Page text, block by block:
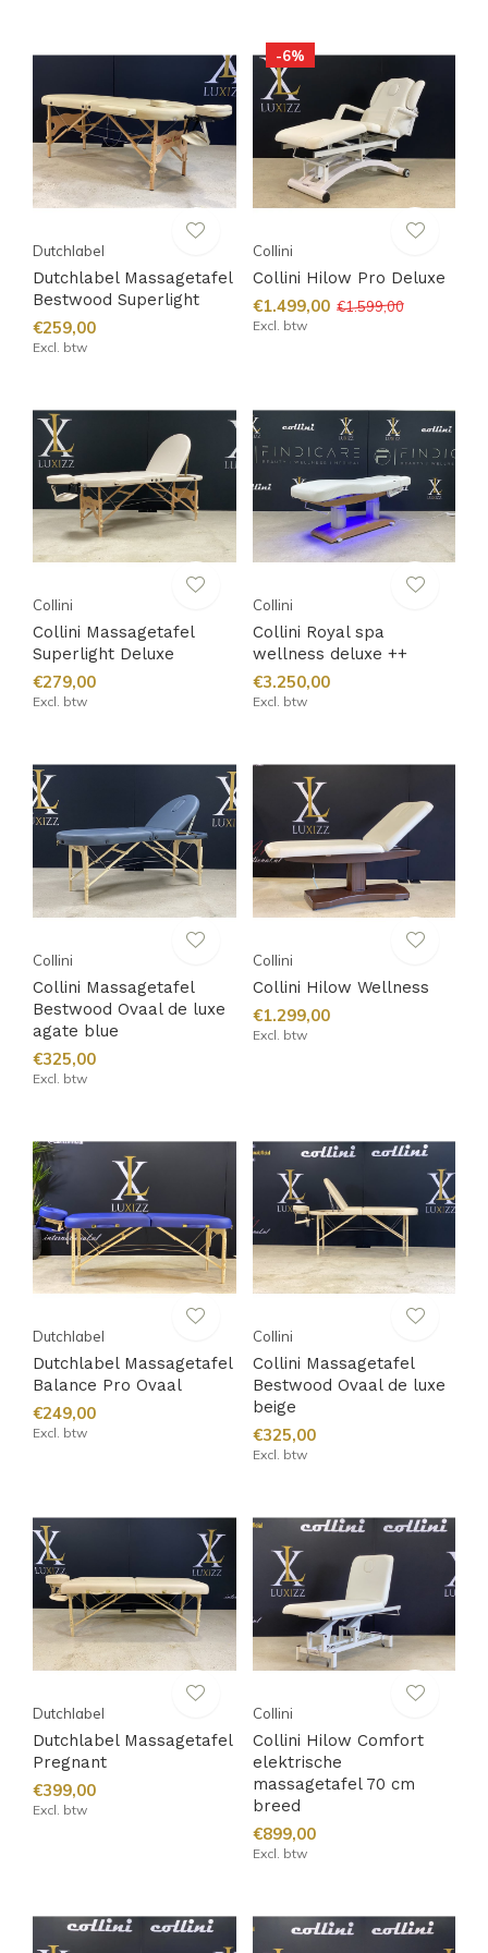
Dutchlabel
Dutchlabel Massagetafel
Bestwood Superlight
€259,00
Excl. btw
-6%
Collini
Collini Hilow Pro Deluxe
€1.499,00 €1.599,00
Excl. btw
Collini
Collini Massagetafel
Superlight Deluxe
€279,00
Excl. btw
Collini
Collini Royal spa
wellness deluxe ++
€3.250,00
Excl. btw
Collini
Collini Massagetafel
Bestwood Ovaal de luxe
agate blue
€325,00
Excl. btw
Collini
Collini Hilow Wellness
€1.299,00
Excl. btw
Dutchlabel
Dutchlabel Massagetafel
Balance Pro Ovaal
€249,00
Excl. btw
Collini
Collini Massagetafel
Bestwood Ovaal de luxe
beige
€325,00
Excl. btw
Dutchlabel
Dutchlabel Massagetafel
Pregnant
€399,00
Excl. btw
Collini
Collini Hilow Comfort
elektrische
massagetafel 70 cm
breed
€899,00
Excl. btw